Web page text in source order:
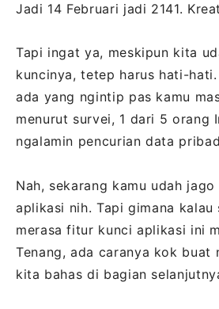
Jadi 14 Februari jadi 2141.
Tapi ingat ya, meskipun kita
kuncinya, tetep harus hati-
ada yang ngintip pas kamu
menurut survei, 1 dari 5 orang
ngalamin pencurian data
Nah, sekarang kamu udah
aplikasi nih. Tapi gimana kalau
merasa fitur kunci aplikasi ini
Tenang, ada caranya kok buat
kita bahas di bagian